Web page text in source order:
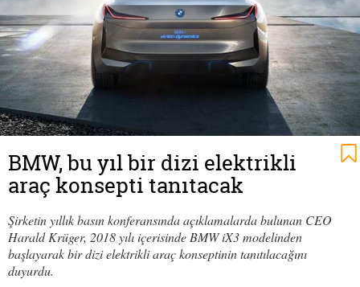
BMW, bu yıl bir dizi elektrikli
araç konsepti tanıtacak
Şirketin yıllık basın konferansında açıklamalarda bulunan CEO
Harald Krüger, 2018 yılı içerisinde BMW iX3 modelinden
başlayarak bir dizi elektrikli araç konseptinin tanıtılacağını
duyurdu.